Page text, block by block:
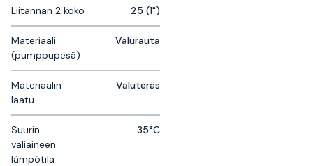
Liitännän 2 koko 25 (1")
Materiaali
(pumppupesä)
Valurauta
Materiaalin
laatu
Valuteräs
Suurin
väliaineen
lämpötila
35°C